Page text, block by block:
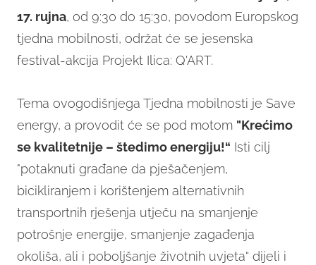
17. rujna, od 9:30 do 15:30, povodom Europskog
tjedna mobilnosti, održat će se jesenska
festival-akcija Projekt Ilica: Q'ART.
Tema ovogodišnjega Tjedna mobilnosti je Save
energy, a provodit će se pod motom "Krećimo
se kvalitetnije – štedimo energiju!“ Isti cilj
"potaknuti građane da pješačenjem,
bicikliranjem i korištenjem alternativnih
transportnih rješenja utječu na smanjenje
potrošnje energije, smanjenje zagađenja
okoliša, ali i poboljšanje životnih uvjeta“ dijeli i